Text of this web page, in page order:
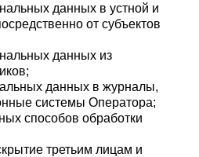
данных в устной и
от субъектов
данных из
данных в журналы,
системы Оператора;
способов обработки
третьим лицам и